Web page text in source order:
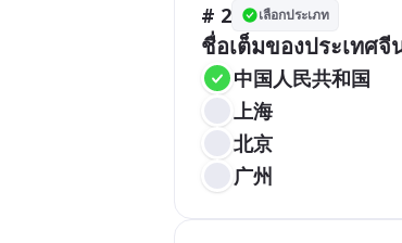
# 2 เลือกประเภท
ชื่อเต็มของประเทศจี
中国人民共和国
上海
北京
广州